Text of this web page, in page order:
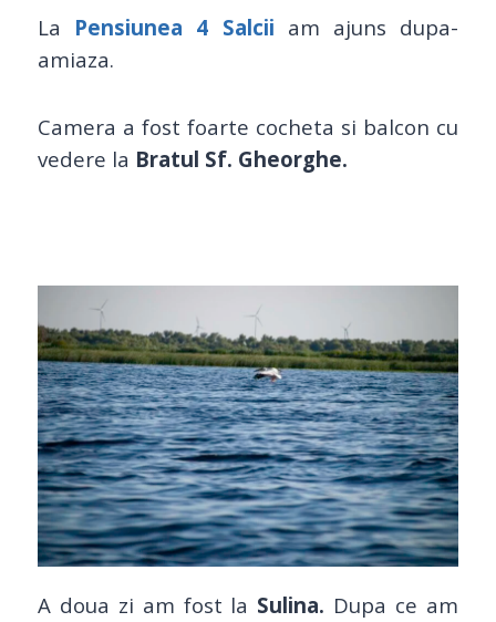
La Pensiunea 4 Salcii am ajuns dupa-
amiaza.
Camera a fost foarte cocheta si balcon cu
vedere la Bratul Sf. Gheorghe.
A doua zi am fost la Sulina. Dupa ce am